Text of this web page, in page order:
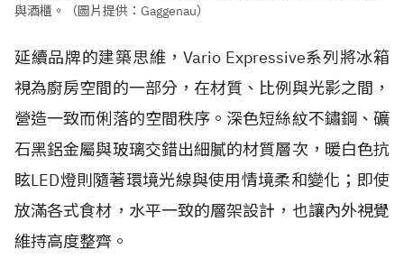
與酒櫃。（圖片提供：Gaggenau）
延續品牌的建築思維，Vario Expressive系列將冰箱
視為廚房空間的一部分，在材質、比例與光影之間，
營造一致而俐落的空間秩序。深色短絲紋不鏽鋼、礦
石黑鋁金屬與玻璃交錯出細膩的材質層次，暖白色抗
眩LED燈則隨著環境光線與使用情境柔和變化；即使
放滿各式食材，水平一致的層架設計，也讓內外視覺
維持高度整齊。